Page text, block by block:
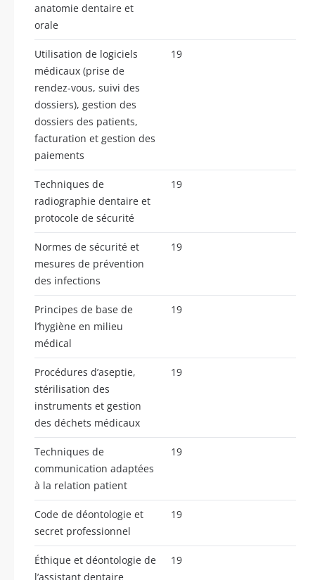
anatomie dentaire et
orale
Utilisation de logiciels
médicaux (prise de
rendez-vous, suivi des
dossiers), gestion des
dossiers des patients,
facturation et gestion des
paiements
19
Techniques de
radiographie dentaire et
protocole de sécurité
19
Normes de sécurité et
mesures de prévention
des infections
19
Principes de base de
l’hygiène en milieu
médical
19
Procédures d’aseptie,
stérilisation des
instruments et gestion
des déchets médicaux
19
Techniques de
communication adaptées
à la relation patient
19
Code de déontologie et
secret professionnel
19
Éthique et déontologie de
l’assistant dentaire
19